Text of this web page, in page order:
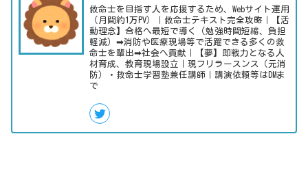
救命士を目指す人を応援するため、Webサイト運用
（月間約1万PV）｜救命士テキスト完全攻略｜【活
動理念】合格へ最短で導く（勉強時間短縮、負担
軽減）➡消防や医療現場等で活躍できる多くの救
命士を輩出➡社会へ貢献｜【夢】即戦力となる人
材育成、教育現場設立｜現フリラースンス（元消
防）・救命士学習塾兼任講師｜講演依頼等はDMま
で